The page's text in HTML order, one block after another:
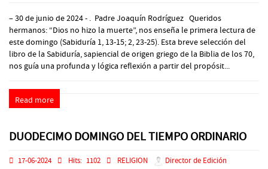
– 30 de junio de 2024 - . Padre Joaquín Rodríguez Queridos
hermanos: “Dios no hizo la muerte”, nos enseña le primera lectura de
este domingo (Sabiduría 1, 13-15; 2, 23-25). Esta breve selección del
libro de la Sabiduría, sapiencial de origen griego de la Biblia de los 70,
nos guía una profunda y lógica reflexión a partir del propósit...
Read more
DUODECIMO DOMINGO DEL TIEMPO ORDINARIO
17-06-2024 Hits: 1102 RELIGION Director de Edición